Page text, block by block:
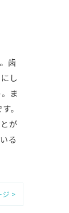
歯
し
ま
。
が
る
ジ >